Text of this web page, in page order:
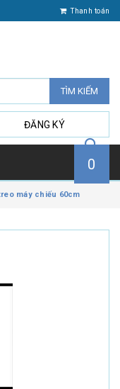
Thanh toán
TÌM KIẾM
ĐĂNG KÝ
0
máy chiếu 60cm